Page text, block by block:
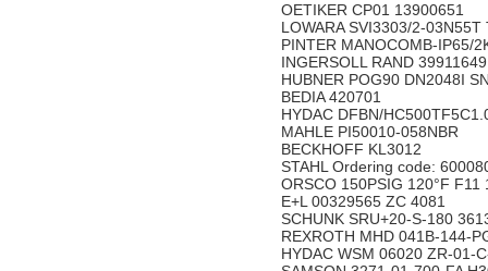
OETIKER CP01 13900651
LOWARA SVI3303/2-03N55T
PINTER MANOCOMB-IP65/
INGERSOLL RAND 39911649
HUBNER POG90 DN2048I
BEDIA 420701
HYDAC DFBN/
MAHLE PI50010-058NBR
BECKHOFF KL3012
STAHL Ordering code:
ORSCO 150PSIG 120°F F11
E+L 00329565 ZC 4081
SCHUNK SRU+20-S-180
REXROTH MHD 041B-144-
HYDAC WSM 06020 ZR-01-